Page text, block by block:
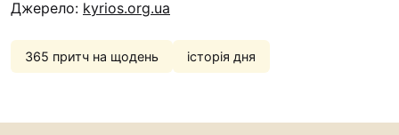
Контакти
Джерело: kyrios.org.ua
365 притч на щодень історія дня